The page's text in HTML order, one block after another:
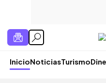
InicioNoticiasTurismo